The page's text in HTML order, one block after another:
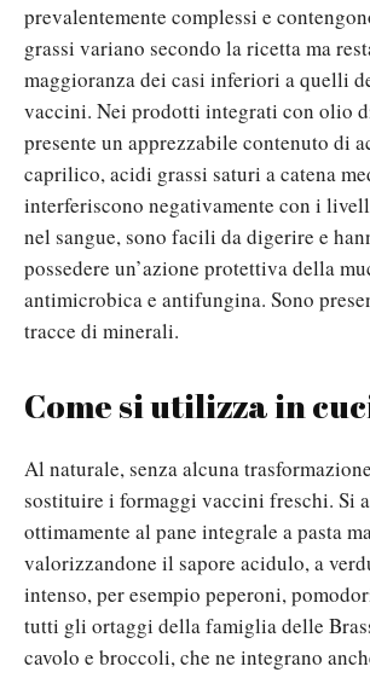
prevalentemente complessi e
grassi variano secondo la ricetta ma
maggioranza dei casi inferiori a quelli
vaccini. Nei prodotti integrati con olio
presente un apprezzabile contenuto di
caprilico, acidi grassi saturi a catena
interferiscono negativamente con i
nel sangue, sono facili da digerire e
possedere un’azione protettiva della
antimicrobica e antifungina. Sono
tracce di minerali.
Come si utilizza in
Al naturale, senza alcuna
sostituire i formaggi vaccini freschi. Si
ottimamente al pane integrale a pasta
valorizzandone il sapore acidulo, a
intenso, per esempio peperoni,
tutti gli ortaggi della famiglia delle
cavolo e broccoli, che ne integrano